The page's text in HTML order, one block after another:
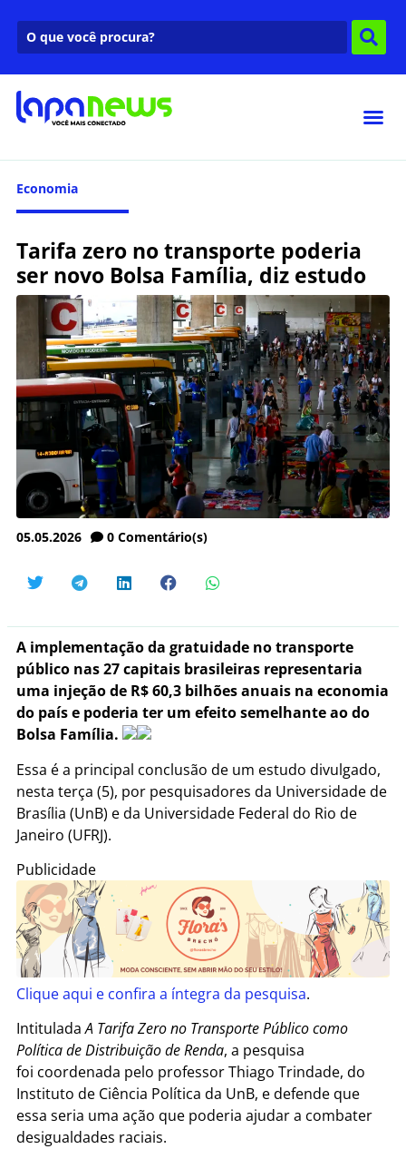
Economia
Tarifa zero no transporte poderia
ser novo Bolsa Família, diz estudo
05.05.2026 0 Comentário(s)
A implementação da gratuidade no transporte
público nas 27 capitais brasileiras representaria
uma injeção de R$ 60,3 bilhões anuais na economia
do país e poderia ter um efeito semelhante ao do
Bolsa Família.
Essa é a principal conclusão de um estudo divulgado,
nesta terça (5), por pesquisadores da Universidade de
Brasília (UnB) e da Universidade Federal do Rio de
Janeiro (UFRJ).
Publicidade
Clique aqui e confira a íntegra da pesquisa.
IntituladaA Tarifa Zero no Transporte Público como
Política de Distribuição de Renda, a pesquisa
foi coordenada pelo professor Thiago Trindade, do
Instituto de Ciência Política da UnB, e defende que
essa seria uma ação que poderia ajudar a combater
desigualdades raciais.